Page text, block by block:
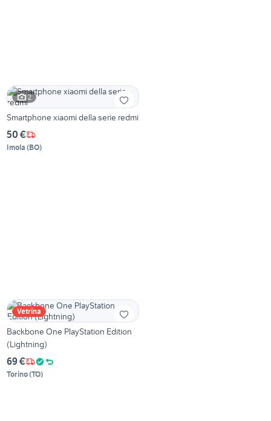
2
Smartphone xiaomi della serie redmi
50 €
Imola (BO)
Vetrina
Backbone One PlayStation Edition
(Lightning)
69 €
Torino(TO)